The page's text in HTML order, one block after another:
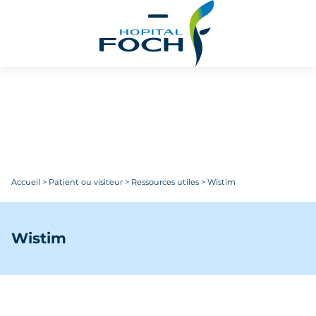
Accueil > Patient ou visiteur > Ressources utiles > Wistim
Wistim